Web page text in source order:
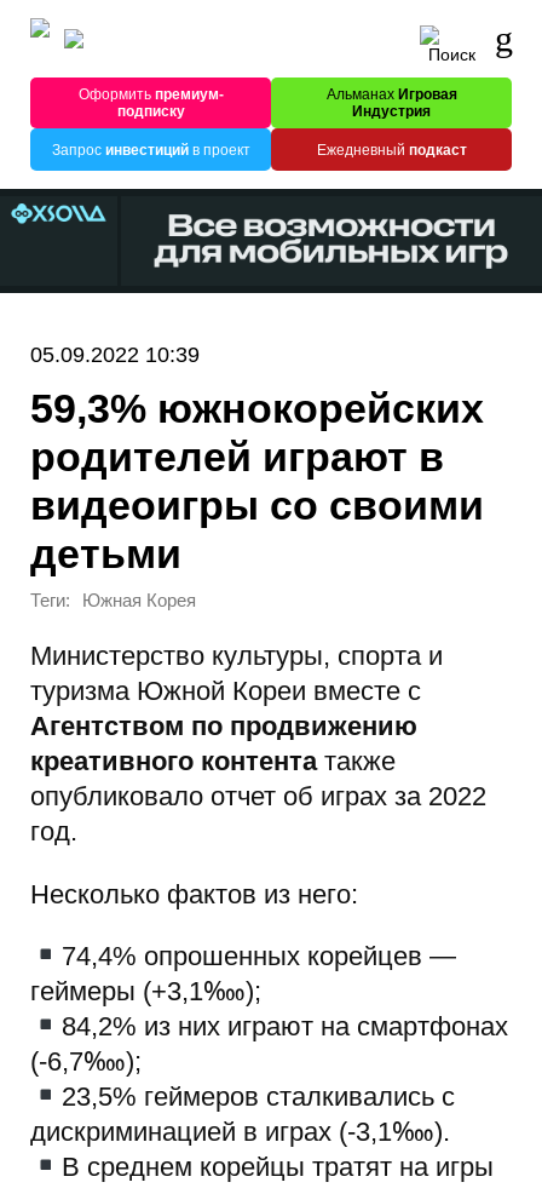
Оформитьпремиум-
подписку
Альманах Игровая
Индустрия
Запрос инвестицийв проект Ежедневный подкаст
05.09.2022 10:39
59,3% южнокорейских
родителей играют в
видеоигры со своими
детьми
Теги: Южная Корея
Министерство культуры, спорта и
туризма Южной Кореи вместе с
Агентством по продвижению
креативного контентатакже
опубликовало отчет об играх за 2022
год.
Несколько фактов из него:
74,4% опрошенных корейцев —
геймеры (+3,1‱);
84,2% из них играют на смартфонах
(-6,7‱);
23,5% геймеров сталкивались с
дискриминацией в играх (-3,1‱).
В среднем корейцы тратят на игры